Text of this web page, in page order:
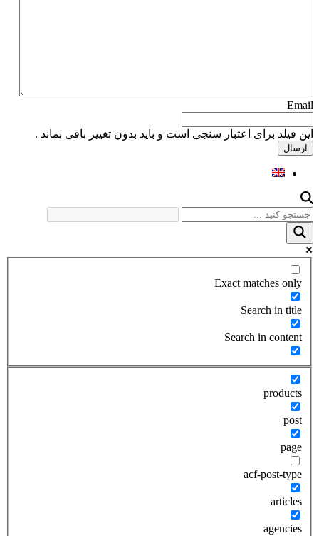
Email
این فیلد برای اعتبار سنجی است و باید بدون تغییر باقی بماند .
Exact matches only
Search in title
Search in content
products
post
page
acf-post-type
articles
agencies